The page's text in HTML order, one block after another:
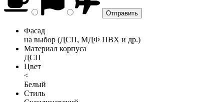
Фасад
на выбор (ДСП, МДФ ПВХ и др.)
Материал корпуса
ДСП
Цвет
<
Белый
Стиль